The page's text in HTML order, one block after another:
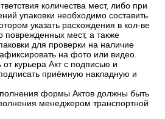
количества мест, либо при
упаковки необходимо составить
указать расхождения в кол-ве
поврежденных мест, а также
для проверки на наличие
на фото или видео.
курьера Акт с подписью и
приёмную накладную и
формы Актов должны быть
менеджером транспортной